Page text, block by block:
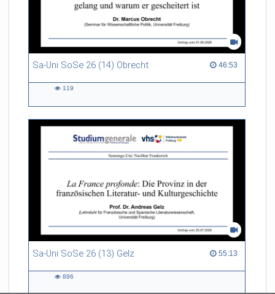
Sa-Uni SoSe 26 (14) Obrecht 46:53
46:53 duration
119
Sa-Uni SoSe 26 (13) Gelz 55:13
55:13 duration
896